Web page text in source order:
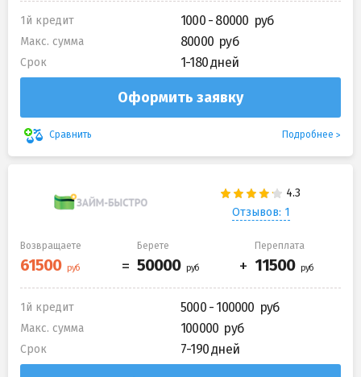
1й кредит 1000 - 80000
Макс. сумма 80000
Срок 1-180 дней
Оформить заявку
Сравнить Подробнее
Отзывов: 1
Возвращаете Берете Переплата
1й кредит 5000 - 100000
Макс. сумма 100000
Срок 7-190 дней